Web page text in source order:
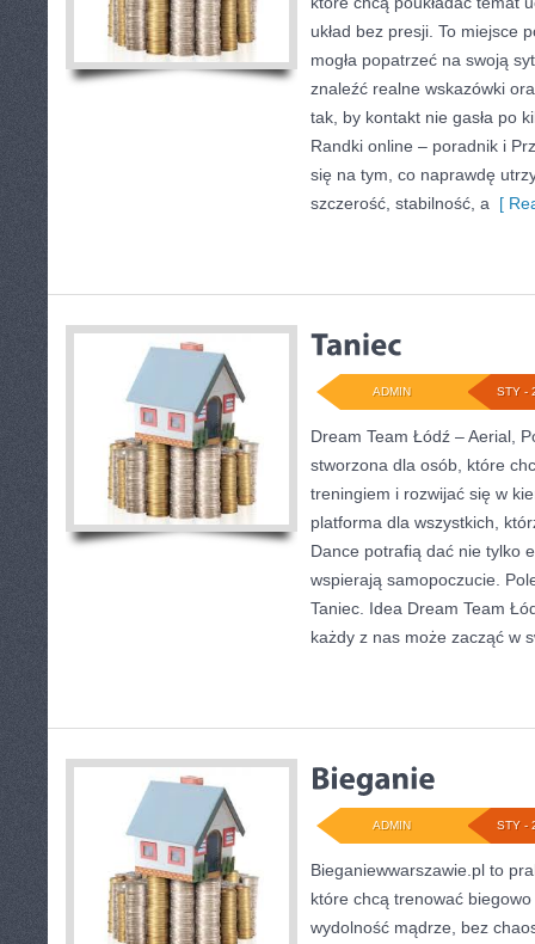
układ bez presji. To miejsce
mogła popatrzeć na swoją
znaleźć realne wskazówki
tak, by kontakt nie gasła po
Randki online – poradnik i
się na tym, co naprawdę
szczerość, stabilność, a [
STY -
ADMIN
Dream Team Łódź – Aerial,
stworzona dla osób, które
treningiem i rozwijać się w
platforma dla wszystkich,
Dance potrafią dać nie tylko
wspierają samopoczucie.
Taniec. Idea Dream Team
każdy z nas może zacząć w
STY -
ADMIN
Bieganiewwarszawie.pl to
które chcą trenować
wydolność mądrze, bez